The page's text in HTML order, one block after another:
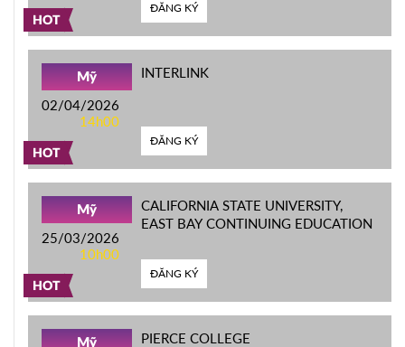
HOT
ĐĂNG KÝ
HOT
Mỹ
02/04/2026
14h00
INTERLINK
ĐĂNG KÝ
HOT
Mỹ
25/03/2026
10h00
CALIFORNIA STATE UNIVERSITY,
EAST BAY CONTINUING EDUCATION
ĐĂNG KÝ
Mỹ PIERCE COLLEGE